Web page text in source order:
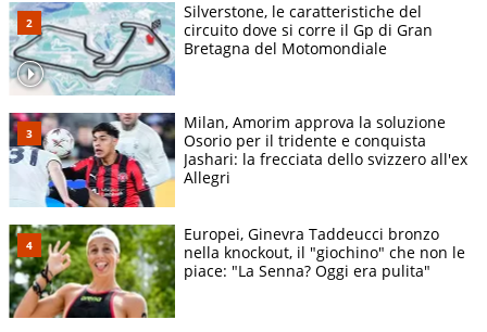
Silverstone, le caratteristiche del
circuito dove si corre il Gp di Gran
Bretagna del Motomondiale
Milan, Amorim approva la soluzione
Osorio per il tridente e conquista
Jashari: la frecciata dello svizzero all'ex
Allegri
Europei, Ginevra Taddeucci bronzo
nella knockout, il "giochino" che non le
piace: "La Senna? Oggi era pulita"